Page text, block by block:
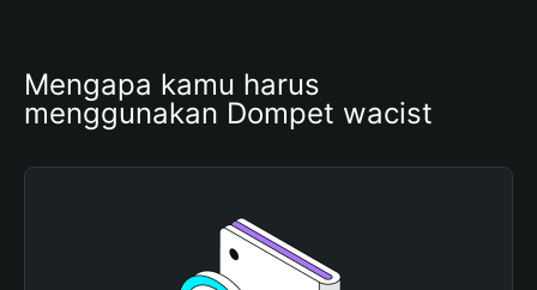
Mengapa kamu harus
menggunakan Dompet wacist